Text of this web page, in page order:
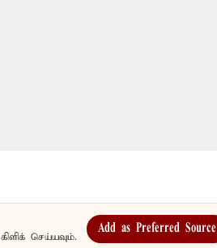
செய்யவும்.
Add as Preferred Source